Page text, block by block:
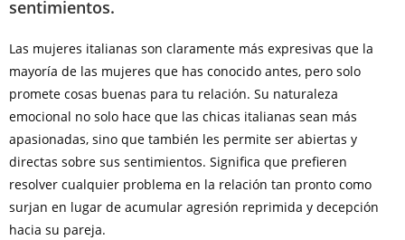
sentimientos.
Las mujeres italianas son claramente más expresivas que la
mayoría de las mujeres que has conocido antes, pero solo
promete cosas buenas para tu relación. Su naturaleza
emocional no solo hace que las chicas italianas sean más
apasionadas, sino que también les permite ser abiertas y
directas sobre sus sentimientos. Significa que prefieren
resolver cualquier problema en la relación tan pronto como
surjan en lugar de acumular agresión reprimida y decepción
hacia su pareja.